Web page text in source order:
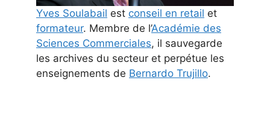
Yves Soulabail est conseil en retail et
formateur. Membre de l’Académie des
Sciences Commerciales, il sauvegarde
les archives du secteur et perpétue les
enseignements de Bernardo Trujillo.